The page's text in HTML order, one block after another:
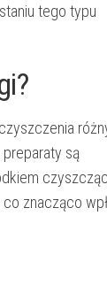
tego typu
są
znacząco